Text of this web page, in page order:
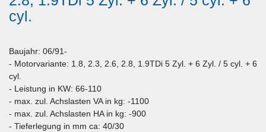
cyl.
Baujahr: 06/91-
- Motorvariante: 1.8, 2.3, 2.6, 2.8, 1.9TDi 5 Zyl. + 6 Zyl. / 5 cyl. + 6
cyl.
- Leistung in KW: 66-110
- max. zul. Achslasten VA in kg: -1100
- max. zul. Achslasten HA in kg: -900
- Tieferlegung in mm ca: 40/30